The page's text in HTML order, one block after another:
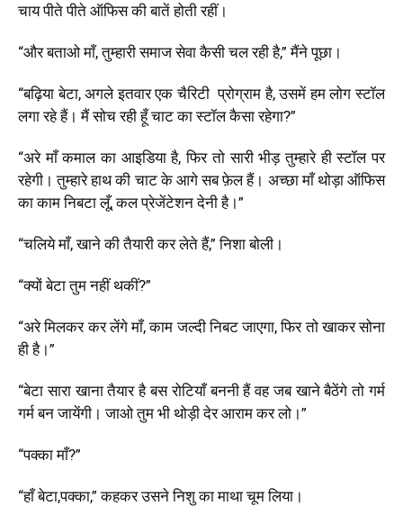
चाय पीते पीते ऑफिस की बातें होती रहीं।
“और बताओ माँ, तुम्हारी समाज सेवा कैसी चल रही है,” मैंने पूछा।
“बढ़िया बेटा, अगले इतवार एक चैरिटी प्रोग्राम है, उसमें हम लोग स्टॉल
लगा रहे हैं। मैं सोच रही हूँ चाट का स्टॉल कैसा रहेगा?”
“अरे माँ कमाल का आइडिया है, फिर तो सारी भीड़ तुम्हारे ही स्टॉल पर
रहेगी। तुम्हारे हाथ की चाट के आगे सब फ़ेल हैं। अच्छा माँ थोड़ा ऑफिस
का काम निबटा लूँ, कल प्रेजेंटेशन देनी है।”
“चलिये माँ, खाने की तैयारी कर लेते हैं,” निशा बोली।
“क्यों बेटा तुम नहीं थकीं?”
“अरे मिलकर कर लेंगे माँ,काम जल्दी निबट जाएगा,फिर तो खाकर सोना
ही है।”
“बेटा सारा खाना तैयार है बस रोटियाँ बननी हैं वह जब खाने बैठेंगे तो गर्म
गर्म बन जायेंगी। जाओ तुम भी थोड़ी देर आराम कर लो।”
“पक्का माँ?”
“हाँ बेटा,पक्का,” कहकर उसने निशु का माथा चूम लिया।